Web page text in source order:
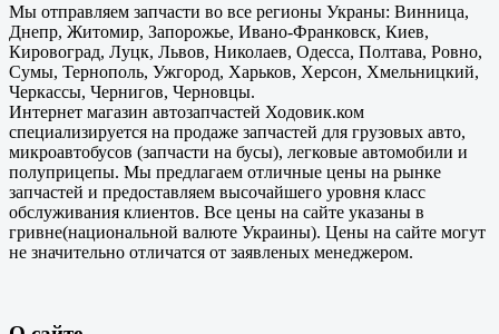
Мы отправляем запчасти во все регионы Украны: Винница,
Днепр, Житомир, Запорожье, Ивано-Франковск, Киев,
Кировоград, Луцк, Львов, Николаев, Одесса, Полтава, Ровно,
Сумы, Тернополь, Ужгород, Харьков, Херсон, Хмельницкий,
Черкассы, Чернигов, Черновцы.
Интернет магазин автозапчастей Ходовик.ком
специализируется на продаже запчастей для грузовых авто,
микроавтобусов (запчасти на бусы), легковые автомобили и
полуприцепы. Мы предлагаем отличные цены на рынке
запчастей и предоставляем высочайшего уровня класс
обслуживания клиентов. Все цены на сайте указаны в
гривне(национальной валюте Украины). Цены на сайте могут
не значительно отличатся от заявленых менеджером.